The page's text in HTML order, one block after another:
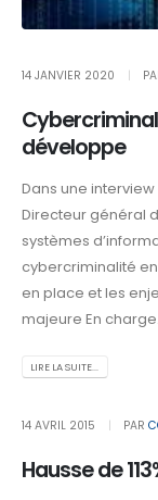
14 JANVIER 2020
développe
Dans une
Directeur général
systèmes
cybercriminalité
en place et les
majeure En
LIRE LA SUITE...
14 AVRIL 2015 PAR
Hausse de